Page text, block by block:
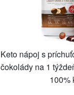
Keto nápoj s
čokolády na 1
100%